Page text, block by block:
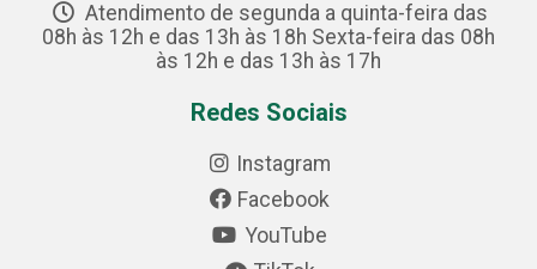
Atendimento de segunda a quinta-feira das
08h às 12h e das 13h às 18h Sexta-feira das 08h
às 12h e das 13h às 17h
Redes Sociais
Instagram
Facebook
YouTube